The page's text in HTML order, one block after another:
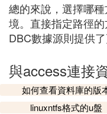
總的來說，選擇哪
境。直接指定路徑
DBC數據源則提供
與access連接
如何查看資料庫的版
linuxntfs格式的u盤